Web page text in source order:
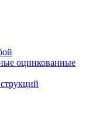
оцинкованные